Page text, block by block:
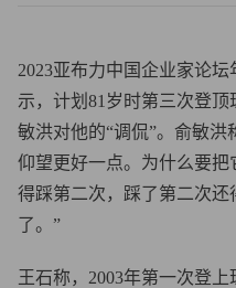
2023亚布力中国企业家论
示，计划81岁时第三次登
敏洪对他的“调侃”。俞敏洪
仰望更好一点。为什么要
得踩第二次，踩了第二次
了。”
王石称，2003年第一次登